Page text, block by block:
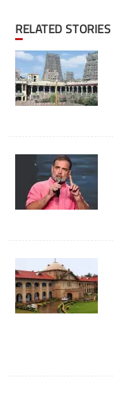
RELATED STORIES